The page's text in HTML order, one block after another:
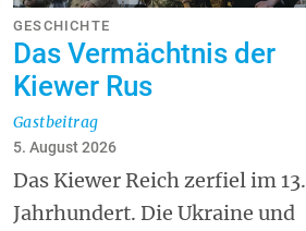
GESCHICHTE
Das Vermächtnis der
Kiewer Rus
Gastbeitrag
5. August 2026
Das Kiewer Reich zerfiel im 13.
Jahrhundert. Die Ukraine und